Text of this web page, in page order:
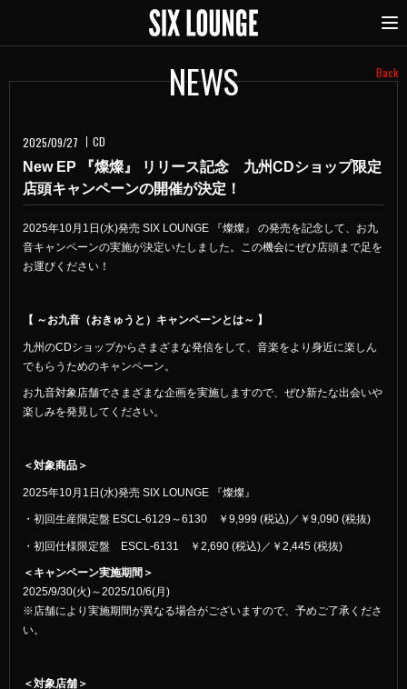
NEWS Back
2025/09/27
CD
New EP 『燦燦』 リリース記念 九州CDショップ限定
店頭キャンペーンの開催が決定！
2025年10月1日(水)発売 SIX LOUNGE 『燦燦』 の発売を記念して、お九
音キャンペーンの実施が決定いたしました。この機会にぜひ店頭まで足を
お運びください！
【 ～お九音（おきゅうと）キャンペーンとは～ 】
九州のCDショップからさまざまな発信をして、音楽をより身近に楽しん
でもらうためのキャンペーン。
お九音対象店舗でさまざまな企画を実施しますので、ぜひ新たな出会いや
楽しみを発見してください。
＜対象商品＞
2025年10月1日(水)発売 SIX LOUNGE 『燦燦』
・初回生産限定盤 ESCL-6129～6130 ￥9,999 (税込)／￥9,090 (税抜)
・初回仕様限定盤 ESCL-6131 ￥2,690 (税込)／￥2,445 (税抜)
＜キャンペーン実施期間＞
2025/9/30(火)～2025/10/6(月)
※店舗により実施期間が異なる場合がございますので、予めご了承くださ
い。
＜対象店舗＞